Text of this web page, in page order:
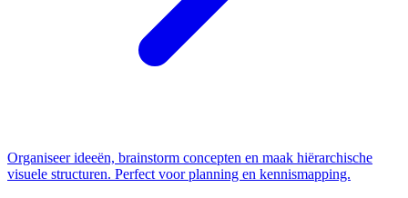
Organiseer ideeën, brainstorm concepten en maak hiërarchische
visuele structuren. Perfect voor planning en kennismapping.